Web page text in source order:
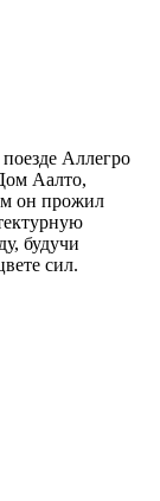
Аллегро
Аалто,
он прожил
будучи
сил.